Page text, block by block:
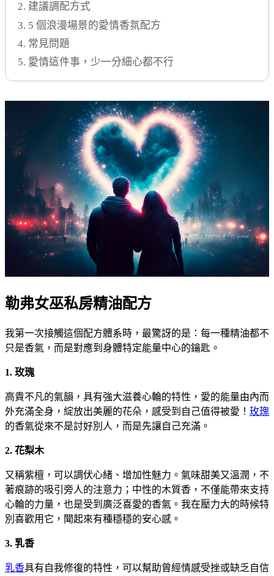
2. 建議調配方式
3. 5 個浪漫場景的愛情香氛配方
4. 常見問題
5. 愛情這件事，少一分細心都不行
勒弗女巫私房精油配方
我第一次接觸這個配方體系時，最驚訝的是：每一種精油都不
只是香氣，而是對應到身體特定能量中心的鑰匙。
1. 玫瑰
高貴不凡的氣韻，具有強大滋養心輪的特性，愛的能量由內而
外充滿全身，綻放出美麗的花朵，感受到自己值得被愛！ 玫瑰
的香氣從來不是討好別人，而是先讓自己充滿。
2. 花梨木
又稱紫檀，可以調伏心緒、增加性魅力。氣味甜美又溫潤，不
著痕跡的吸引旁人的注意力；中性的木質香，不僅能帶來支持
心輪的力量，也是受到廣泛喜愛的香氣。我在壓力大的時候特
別喜歡用它，聞起來有種穩穩的安心感。
3. 乳香
乳香具有自我修復的特性，可以幫助曾經情感受挫或缺乏自信